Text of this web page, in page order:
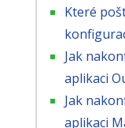
Které
Jak
aplikaci
Jak
aplikaci